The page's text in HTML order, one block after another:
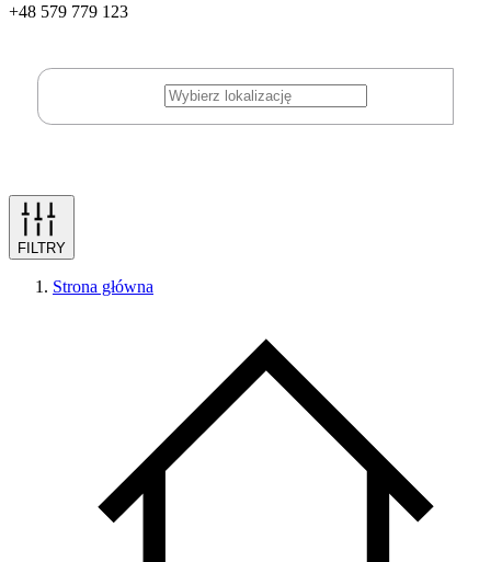
+48 579 779 123
FILTRY
Strona główna